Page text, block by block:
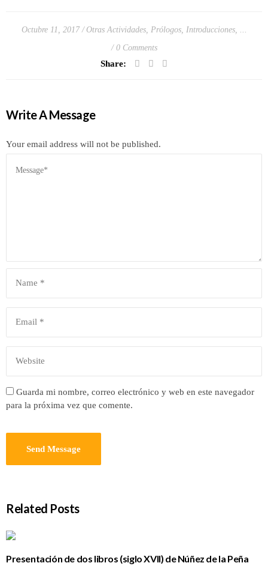
Octubre 11, 2017 Otras Actividades, Prólogos, Introducciones, ...
0 Comments
Share:
Write A Message
Your email address will not be published.
Guarda mi nombre, correo electrónico y web en este navegador
para la próxima vez que comente.
Related Posts
Presentación de dos libros (siglo XVII) de Núñez de la Peña